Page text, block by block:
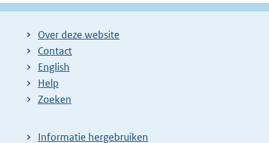
Over deze website
Contact
English
Help
Zoeken
Informatie hergebruiken